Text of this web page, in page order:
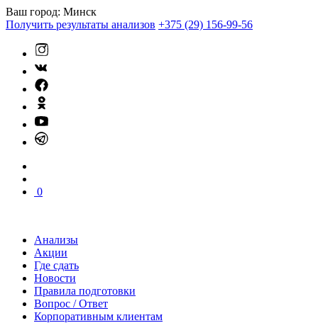
Ваш город: Минск
Получить результаты анализов +375 (29) 156-99-56
0
Анализы
Акции
Где сдать
Новости
Правила подготовки
Вопрос / Ответ
Корпоративным клиентам